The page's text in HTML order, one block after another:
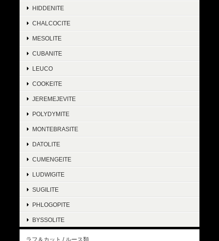
HIDDENITE
CHALCOCITE
MESOLITE
CUBANITE
LEUCO
COOKEITE
JEREMEJEVITE
POLYDYMITE
MONTEBRASITE
DATOLITE
CUMENGEITE
LUDWIGITE
SUGILITE
PHLOGOPITE
BYSSOLITE
ラフ＆カット / ルース類